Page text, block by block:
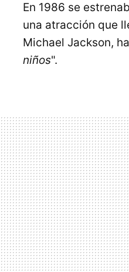
En 1986 se
una atracción que
Michael Jackson,
niños".